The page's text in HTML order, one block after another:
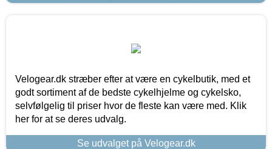
Velogear.dk stræber efter at være en cykelbutik, med et
godt sortiment af de bedste cykelhjelme og cykelsko,
selvfølgelig til priser hvor de fleste kan være med. Klik
her for at se deres udvalg.
Se udvalget på Velogear.dk